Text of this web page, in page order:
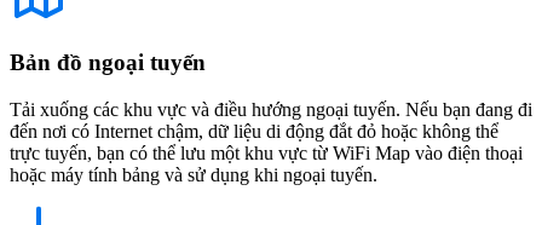
Bản đồ ngoại tuyến
Tải xuống các khu vực và điều hướng ngoại tuyến. Nếu bạn đang đi
đến nơi có Internet chậm, dữ liệu di động đắt đỏ hoặc không thể
trực tuyến, bạn có thể lưu một khu vực từ WiFi Map vào điện thoại
hoặc máy tính bảng và sử dụng khi ngoại tuyến.